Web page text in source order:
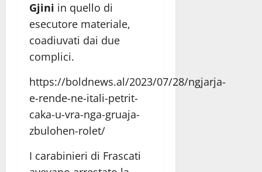
Gjini in quello di
esecutore materiale,
coadiuvati dai due
complici.
https://boldnews.al/2023/07/28/ngjarja-
e-rende-ne-itali-petrit-
caka-u-vra-nga-gruaja-
zbulohen-rolet/
I carabinieri di Frascati